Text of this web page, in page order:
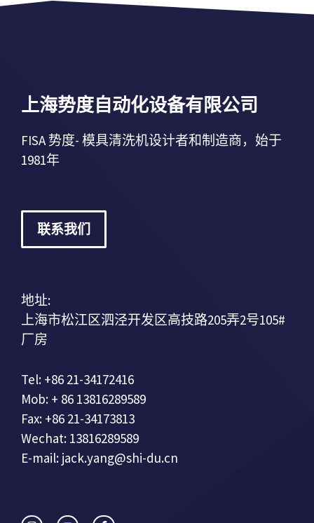
上海势度自动化设备有限公司
FISA 势度- 模具清洗机设计者和制造商，始于
1981年
联系我们
地址:
上海市松江区泗泾开发区高技路205弄2号105#
厂房
Tel: +86 21-34172416
Mob: + 86 13816289589
Fax: +86 21-34173813
Wechat: 13816289589
E-mail: jack.yang@shi-du.cn